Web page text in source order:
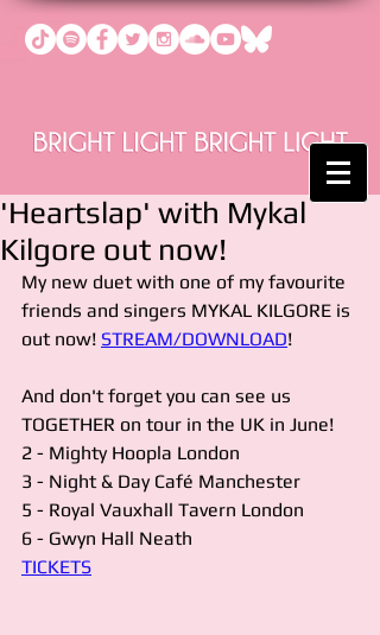
'Heartslap' with Mykal
Kilgore out now!
My new duet with one of my favourite
friends and singers MYKAL KILGORE is
out now! STREAM/DOWNLOAD!
And don't forget you can see us
TOGETHER on tour in the UK in June!
2 - Mighty Hoopla London
3 - Night & Day Café Manchester
5 - Royal Vauxhall Tavern London
6 - Gwyn Hall Neath
TICKETS